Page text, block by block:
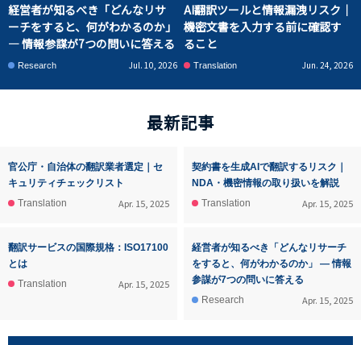
経営者が知るべき「どんなリサ
ーチをすると、何がわかるのか」
― 情報参謀が7つの問いに答える
Research Jul. 10, 2026
AI翻訳ツールと情報漏洩リスク｜
機密文書を入力する前に確認す
ること
Translation Jun. 24, 2026
最新記事
官公庁・自治体の翻訳業者選定｜セ
キュリティチェックリスト
Translation
Apr. 15, 2025
契約書を生成AIで翻訳するリスク｜
NDA・機密情報の取り扱いを解説
Translation
Apr. 15, 2025
翻訳サービスの国際規格：ISO17100
とは
Translation
Apr. 15, 2025
経営者が知るべき「どんなリサーチ
をすると、何がわかるのか」 ― 情報
参謀が7つの問いに答える
Research
Apr. 15, 2025